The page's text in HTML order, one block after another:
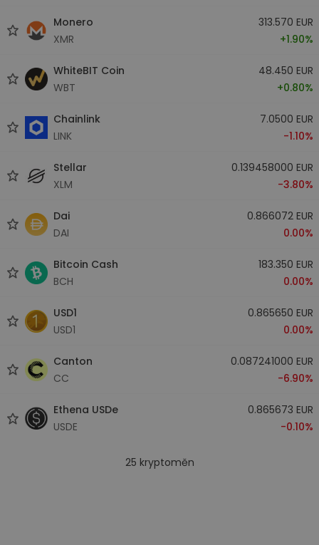
Monero
XMR
313.570 EUR
+1.90%
WhiteBIT Coin
WBT
48.450 EUR
+0.80%
Chainlink
LINK
7.0500 EUR
-1.10%
Stellar
XLM
0.139458000 EUR
-3.80%
Dai
DAI
0.866072 EUR
0.00%
Bitcoin Cash
BCH
183.350 EUR
0.00%
USD1
USD1
0.865650 EUR
0.00%
Canton
CC
0.087241000 EUR
-6.90%
Ethena USDe
USDE
0.865673 EUR
-0.10%
25 kryptoměn